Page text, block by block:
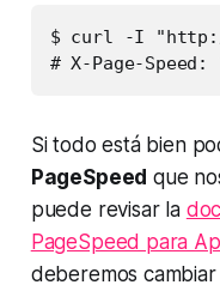
$ curl -I "http://
# X-Page-
Si todo está bien
PageSpeed que
puede revisar la
PageSpeed para
deberemos